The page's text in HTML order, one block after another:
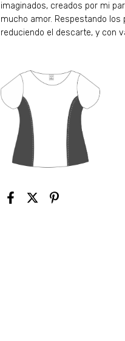
imaginados, creados por mi
mucho amor. Respestando
reduciendo el descarte, y con